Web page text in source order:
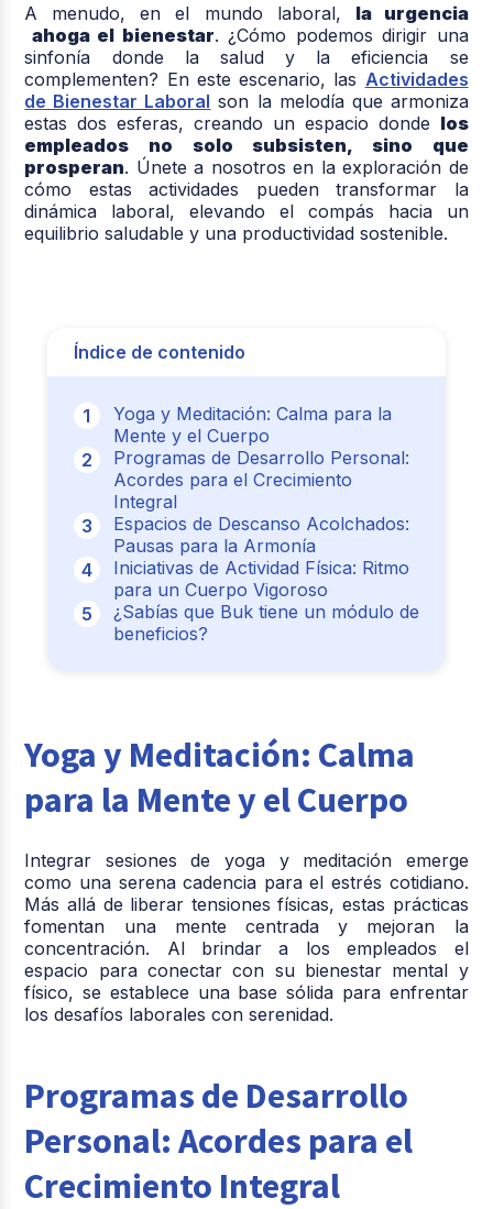
A menudo, en el mundo laboral, la urgencia
ahoga el bienestar. ¿Cómo podemos dirigir una
sinfonía donde la salud y la eficiencia se
complementen? En este escenario, las Actividades
de Bienestar Laboral son la melodía que armoniza
estas dos esferas, creando un espacio donde los
empleados no solo subsisten, sino que
prosperan. Únete a nosotros en la exploración de
cómo estas actividades pueden transformar la
dinámica laboral, elevando el compás hacia un
equilibrio saludable y una productividad sostenible.
Índice de contenido
Yoga y Meditación: Calma para la
Mente y el Cuerpo
Programas de Desarrollo Personal:
Acordes para el Crecimiento
Integral
Espacios de Descanso Acolchados:
Pausas para la Armonía
Iniciativas de Actividad Física: Ritmo
para un Cuerpo Vigoroso
¿Sabías que Buk tiene un módulo de
beneficios?
Yoga y Meditación: Calma
para la Mente y el Cuerpo
Integrar sesiones de yoga y meditación emerge
como una serena cadencia para el estrés cotidiano.
Más allá de liberar tensiones físicas, estas prácticas
fomentan una mente centrada y mejoran la
concentración. Al brindar a los empleados el
espacio para conectar con su bienestar mental y
físico, se establece una base sólida para enfrentar
los desafíos laborales con serenidad.
Programas de Desarrollo
Personal: Acordes para el
Crecimiento Integral